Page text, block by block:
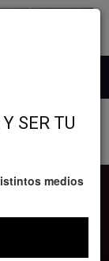
SER TU
medios